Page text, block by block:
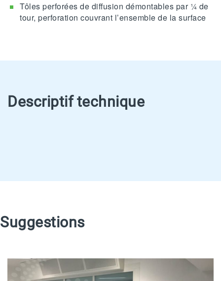
Tôles perforées de diffusion démontables par ¼ de
tour, perforation couvrant l’ensemble de la surface
Descriptif technique
Suggestions